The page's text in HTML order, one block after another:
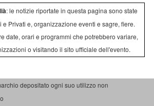
: le notizie riportate in questa pagina sono state
e Privati e, organizzazione eventi e sagre, fiere.
date, orari e programmi che potrebbero variare,
o visitando il sito ufficiale dell'evento.
depositato ogni suo utilizzo non